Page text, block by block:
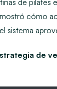
de pilates
cómo
sistema
de